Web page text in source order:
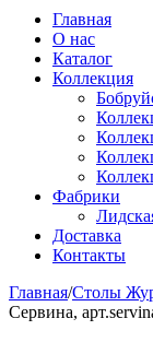
Главная
О нас
Каталог
Коллекция
Фабрики
Доставка
Контакты
Главная/Столы
Сервина,